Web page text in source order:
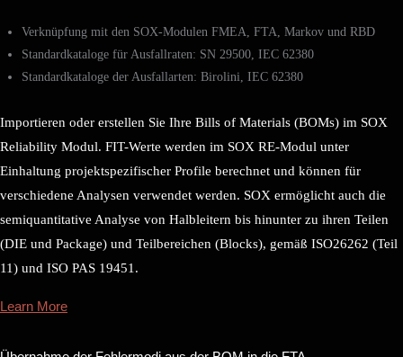
Verknüpfung mit den SOX-Modulen FMEA, FTA, Markov und RBD
Standardkataloge für Ausfallraten: SN 29500, IEC 62380
Standardkataloge der Ausfallarten: Birolini, IEC 62380
Importieren oder erstellen Sie Ihre Bills of Materials (BOMs) im SOX
Reliability Modul. FIT-Werte werden im SOX RE-Modul unter
Einhaltung projektspezifischer Profile berechnet und können für
verschiedene Analysen verwendet werden. SOX ermöglicht auch die
semiquantitative Analyse von Halbleitern bis hinunter zu ihren Teilen
(DIE und Package) und Teilbereichen (Blocks), gemäß ISO26262 (Teil
11) und ISO PAS 19451.
Learn More